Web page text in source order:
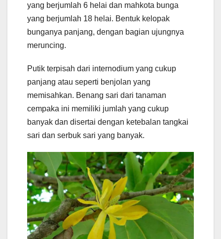
yang berjumlah 6 helai dan mahkota bunga
yang berjumlah 18 helai. Bentuk kelopak
bunganya panjang, dengan bagian ujungnya
meruncing.
Putik terpisah dari internodium yang cukup
panjang atau seperti benjolan yang
memisahkan. Benang sari dari tanaman
cempaka ini memiliki jumlah yang cukup
banyak dan disertai dengan ketebalan tangkai
sari dan serbuk sari yang banyak.